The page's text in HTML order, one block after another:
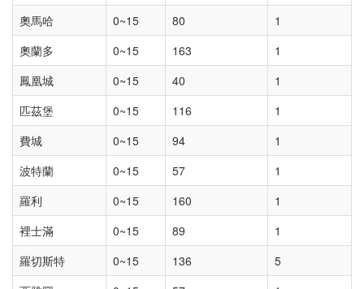
奧馬哈 0~15 80
1
奧蘭多
0~15 163
1
鳳凰城
0~15 40
1
匹茲堡
0~15 116
1
費城
0~15 94
1
波特蘭
0~15 57
1
羅利
0~15 160
1
裡士滿
0~15 89
1
羅切斯特
0~15 136
5